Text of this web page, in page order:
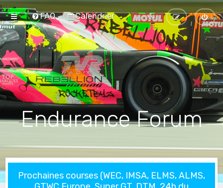
FAQ Calendrier
Endurance Forum
Prochaines courses (WEC, IMSA, ELMS, ALMS,